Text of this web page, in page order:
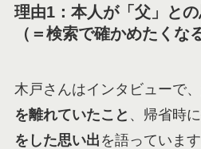
理由1：本人が「父」と
（＝検索で確かめたくな
木戸さんはインタビューで、
を離れていたこと 、帰省時に
をした思い出 を語っていま